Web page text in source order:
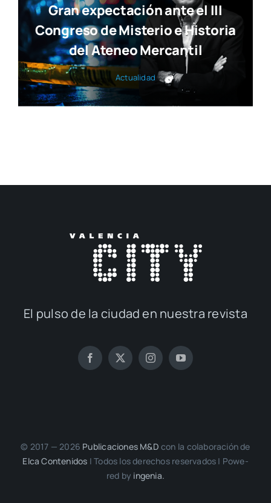
Gran expectación ante el III
Congreso de Misterio e Historia
del Ateneo Mercantil
Actua­li­dad
El pul­so de la ciu­dad en nues­tra revis­ta
© 2017 — 2026 Publi­ca­cio­nes M&D con la cola­bo­ra­ción de
Elca Con­te­ni­dos | Todos los dere­chos reser­va­dos | Powe­
red by inge­nia.